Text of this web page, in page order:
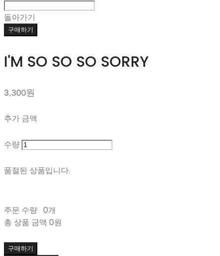
돌아가기
구매하기
I'M SO SO SO SORRY
3,300원
추가 금액
수량
품절된 상품입니다.
주문 수량 0개
총 상품 금액 0원
구매하기